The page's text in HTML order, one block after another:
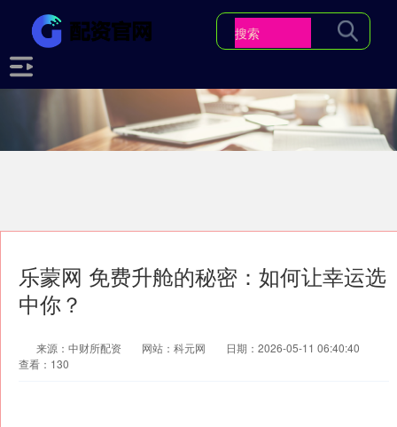
乐蒙网 免费升舱的秘密：如何让幸运选
中你？
来源：中财所配资 网站：科元网
日期：2026-05-11 06:40:40
查看：130